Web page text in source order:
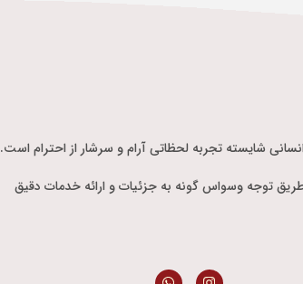
شایسته تجربه لحظاتی آرام و سرشار از احترام است.
طریق توجه وسواس گونه به جزئیات و ارائه خدمات دقیق